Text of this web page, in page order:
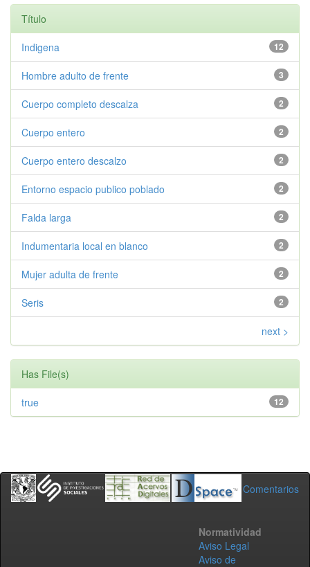
Título
12
Indigena
3
Hombre adulto de frente
2
Cuerpo completo descalza
2
Cuerpo entero
2
Cuerpo entero descalzo
2
Entorno espacio publico poblado
2
Falda larga
2
Indumentaria local en blanco
2
Mujer adulta de frente
2
Seris
next >
Has File(s)
12
true
Comentarios
Normatividad
Aviso Legal
Aviso de